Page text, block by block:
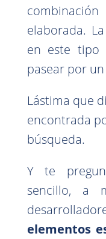
elaborada.
en este tipo
pasear por
Lástima que
encontrada
búsqueda.
Y te
sencillo, a
elementos